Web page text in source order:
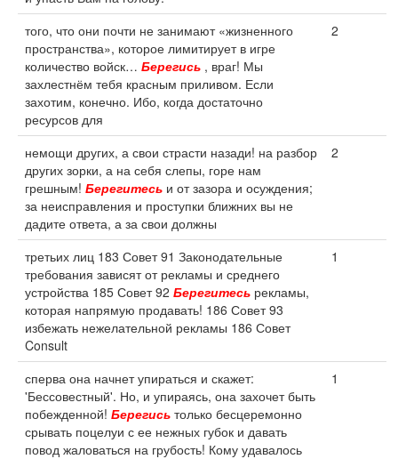
того, что они почти не занимают «жизненного
пространства», которое лимитирует в игре
количество войск… Берегись , враг! Мы
захлестнём тебя красным приливом. Если
захотим, конечно. Ибо, когда достаточно
ресурсов для
2
немощи других, а свои страсти назади! на разбор
других зорки, а на себя слепы, горе нам
грешным! Берегитесь и от зазора и осуждения;
за неисправления и проступки ближних вы не
дадите ответа, а за свои должны
2
третьих лиц 183 Совет 91 Законодательные
требования зависят от рекламы и среднего
устройства 185 Совет 92 Берегитесь рекламы,
которая напрямую продавать! 186 Совет 93
избежать нежелательной рекламы 186 Совет
Consult
1
сперва она начнет упираться и скажет:
'Бессовестный'. Но, и упираясь, она захочет быть
побежденной! Берегись только бесцеремонно
срывать поцелуи с ее нежных губок и давать
повод жаловаться на грубость! Кому удавалось
1